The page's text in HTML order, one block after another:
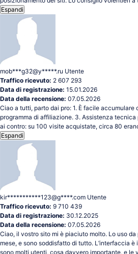
Espandi
mob***g32@y*****.ru Utente
Traffico ricevuto: 2 607 293
Data di registrazione: 15.01.2026
Data della recensione: 07.05.2026
Ciao a tutti, parto dai pro: 1. È facile accumulare
programma di affiliazione. 3. Assistenza
ai contro: su 100 visite acquistate, circa 80
Espandi
kir***********123@g****.com Utente
Traffico ricevuto: 9 710 439
Data di registrazione: 30.12.2025
Data della recensione: 07.05.2026
Ciao, il vostro sito mi è piaciuto molto. Lo uso
mese, e sono soddisfatto di tutto. L’interfaccia
sono molti utenti, cosa davvero importante, e le